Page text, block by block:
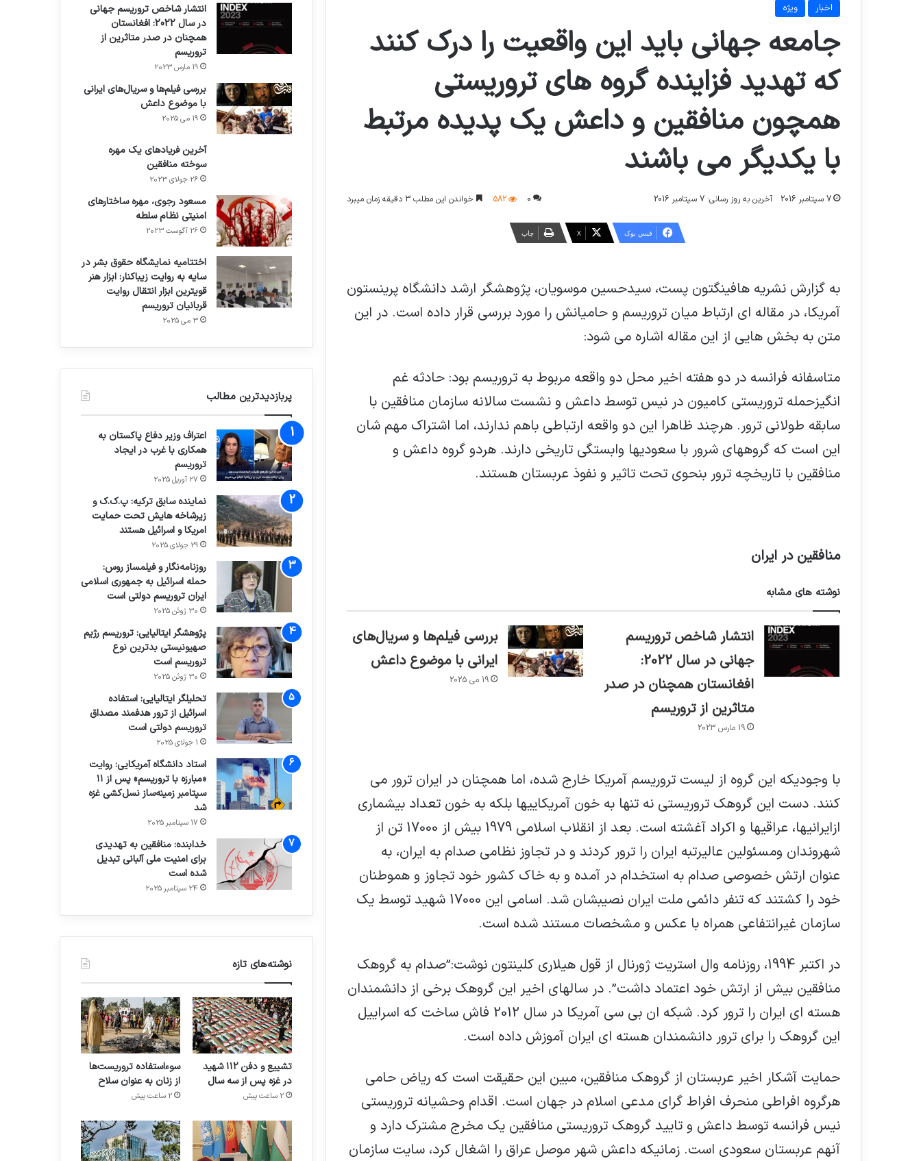
اخبار ویژه
جامعه جهانی باید این واقعیت را درک کنند
که تهدید فزاینده گروه های تروریستی
همچون منافقین و داعش یک پدیده مرتبط
با یکدیگر می باشند
7 سپتامبر 2016 آخرین به روز رسانی: 7 سپتامبر 2016 0
582 خواندن این مطلب 3 دقیقه زمان میبرد
فیس بوک X چاپ
به گزارش نشریه هافینگتون پست، سیدحسین موسویان، پژوهشگر ارشد دانشگاه پرینستون
آمریکا، در مقاله ای ارتباط میان تروریسم و حامیانش را مورد بررسی قرار داده است. در این
متن به بخش هایی از این مقاله اشاره می شود:
متاسفانه فرانسه در دو هفته اخیر محل دو واقعه مربوط به تروریسم بود: حادثه غم
انگیزحمله تروریستی کامیون در نیس توسط داعش و نشست سالانه سازمان منافقین با
سابقه طولانی ترور. هرچند ظاهرا این دو واقعه ارتباطی باهم ندارند، اما اشتراک مهم شان
این است که گروههای شرور با سعودیها وابستگی تاریخی دارند. هردو گروه داعش و
منافقین با تاریخچه ترور بنحوی تحت تاثیر و نفوذ عربستان هستند.
منافقین در ایران
نوشته های مشابه
انتشار شاخص تروریسم
جهانی در سال 2022:
افغانستان همچنان در صدر
متاثرین از تروریسم
19 مارس 2023
بررسی فیلم‌ها و سریال‌های
ایرانی با موضوع داعش
19 می 2025
با وجودیکه این گروه از لیست تروریسم آمریکا خارج شده، اما همچنان در ایران ترور می
کنند. دست این گروهک تروریستی نه تنها به خون آمریکاییها بلکه به خون تعداد بیشماری
ازایرانیها، عراقیها و اکراد آغشته است. بعد از انقلاب اسلامی 1979 بیش از 17000 تن از
شهروندان ومسئولین عالیرتبه ایران را ترور کردند و در تجاوز نظامی صدام به ایران، به
عنوان ارتش خصوصی صدام به استخدام در آمده و به خاک کشور خود تجاوز و هموطنان
خود را کشتند که تنفر دائمی ملت ایران نصیبشان شد. اسامی این 17000 شهید توسط یک
سازمان غیرانتفاعی همراه با عکس و مشخصات مستند شده است.
در اکتبر 1994، روزنامه وال استریت ژورنال از قول هیلاری کلینتون نوشت:”صدام به گروهک
منافقین بیش از ارتش خود اعتماد داشت”. در سالهای اخیر این گروهک برخی از دانشمندان
هسته ای ایران را ترور کرد. شبکه ان بی سی آمریکا در سال 2012 فاش ساخت که اسراییل
این گروهک را برای ترور دانشمندان هسته ای ایران آموزش داده است.
حمایت آشکار اخیر عربستان از گروهک منافقین، مبین این حقیقت است که ریاض حامی
هرگروه افراطی منحرف افراط گرای مدعی اسلام در جهان است. اقدام وحشیانه تروریستی
نیس فرانسه توسط داعش و تایید گروهک تروریستی منافقین یک مخرج مشترک دارد و
آنهم عربستان سعودی است. زمانیکه داعش شهر موصل عراق را اشغال کرد، سایت سازمان
انتشار شاخص تروریسم جهانی
در سال 2022: افغانستان
همچنان در صدر متاثرین از
تروریسم
19 مارس 2023
بررسی فیلم‌ها و سریال‌های ایرانی
با موضوع داعش
19 می 2025
آخرین فریادهای یک مهره
سوخته منافقین
26 جولای 2023
مسعود رجوی، مهره ساختارهای
امنیتی نظام سلطه
26 آگوست 2023
اختتامیه نمایشگاه حقوق بشر در
سایه به روایت زیباکنار: ابزار هنر
قویترین ابزار انتقال روایت
قربانیان تروریسم
3 می 2025
پربازدیدترین مطالب
اعتراف وزیر دفاع پاکستان به
همکاری با غرب در ایجاد
تروریسم
27 آوریل 2025
نماینده سابق ترکیه: پ.ک.ک و
زیرشاخه هایش تحت حمایت
امریکا و اسرائیل هستند
29 جولای 2025
روزنامه‌نگار و فیلمساز روس:
حمله اسرائیل به جمهوری اسلامی
ایران تروریسم دولتی است
30 ژوئن 2025
پژوهشگر ایتالیایی: تروریسم رژیم
صهیونیستی بدترین نوع
تروریسم است
30 ژوئن 2025
تحلیلگر ایتالیایی: استفاده
اسرائیل از ترور هدفمند مصداق
تروریسم دولتی است
1 جولای 2025
استاد دانشگاه آمریکایی: روایت
«مبارزه با تروریسم» پس از ۱۱
سپتامبر زمینه‌ساز نسل‌کشی غزه
شد
17 سپتامبر 2025
خدابنده: منافقین به تهدیدی
برای امنیت ملی آلبانی تبدیل
شده است
24 سپتامبر 2025
نوشته‌های تازه
تشییع و دفن ۱۱۲ شهید
در غزه پس از سه سال
2 ساعت پیش
سوءاستفاده تروریست‌ها
از زنان به عنوان سلاح
2 ساعت پیش